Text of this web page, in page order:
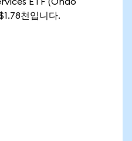
천입니다.